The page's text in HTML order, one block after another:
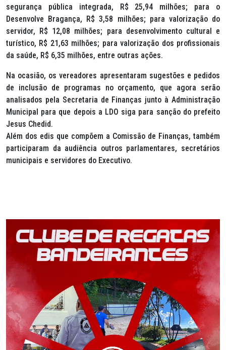
segurança pública integrada, R$ 25,94 milhões; para o
Desenvolve Bragança, R$ 3,58 milhões; para valorização do
servidor, R$ 12,08 milhões; para desenvolvimento cultural e
turístico, R$ 21,63 milhões; para valorização dos profissionais
da saúde, R$ 6,35 milhões, entre outras ações.
Na ocasião, os vereadores apresentaram sugestões e pedidos
de inclusão de programas no orçamento, que agora serão
analisados pela Secretaria de Finanças junto à Administração
Municipal para que depois a LDO siga para sanção do prefeito
Jesus Chedid.
Além dos edis que compõem a Comissão de Finanças, também
participaram da audiência outros parlamentares, secretários
municipais e servidores do Executivo.